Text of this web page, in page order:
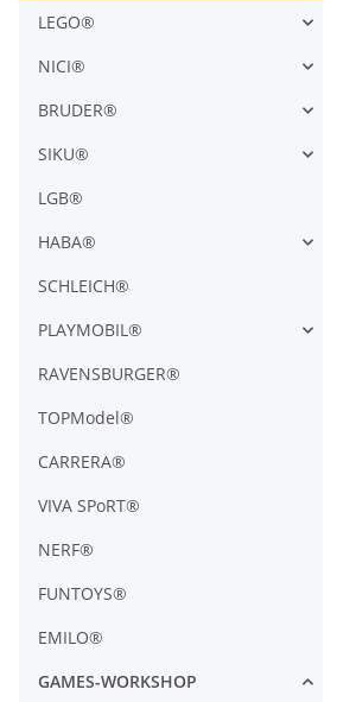
LEGO®
NICI®
BRUDER®
SIKU®
LGB®
HABA®
SCHLEICH®
PLAYMOBIL®
RAVENSBURGER®
TOPModel®
CARRERA®
VIVA SPoRT®
NERF®
FUNTOYS®
EMILO®
GAMES-WORKSHOP